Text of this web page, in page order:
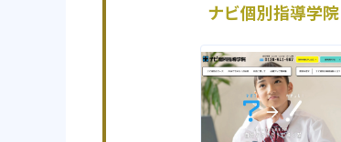
ナビ個別指導学院